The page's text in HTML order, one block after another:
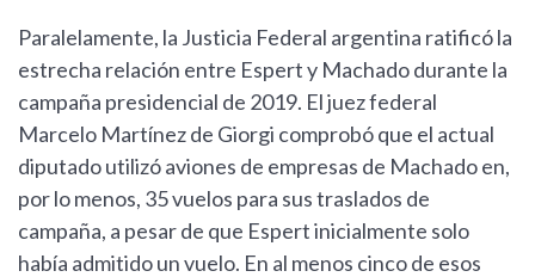
Paralelamente, la Justicia Federal argentina ratificó la
estrecha relación entre Espert y Machado durante la
campaña presidencial de 2019. El juez federal
Marcelo Martínez de Giorgi comprobó que el actual
diputado utilizó aviones de empresas de Machado en,
por lo menos, 35 vuelos para sus traslados de
campaña, a pesar de que Espert inicialmente solo
había admitido un vuelo. En al menos cinco de esos